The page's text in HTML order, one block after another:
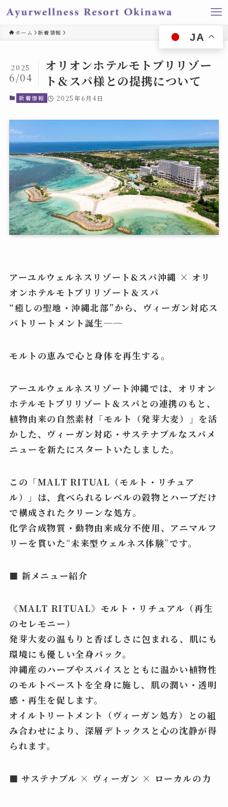
ホーム 新着情報
オリオンホテルモトブリリゾー
ト＆スパ様との提携について
2025
6/04
新着情報 2025年6月4日
アーユルウェルネスリゾート&スパ沖縄 × オリ
オンホテルモトブリリゾート＆スパ
“癒しの聖地・沖縄北部”から、ヴィーガン対応ス
パトリートメント誕生──
モルトの恵みで心と身体を再生する。
アーユルウェルネスリゾート沖縄では、オリオン
ホテルモトブリリゾート＆スパとの連携のもと、
植物由来の自然素材「モルト（発芽大麦）」を活
かした、ヴィーガン対応・サステナブルなスパメ
ニューを新たにスタートいたしました。
この「MALT RITUAL（モルト・リチュア
ル）」は、食べられるレベルの穀物とハーブだけ
で構成されたクリーンな処方。
化学合成物質・動物由来成分不使用、アニマルフ
リーを貫いた“未来型ウェルネス体験”です。
■ 新メニュー紹介
《MALT RITUAL》モルト・リチュアル（再生
のセレモニー）
発芽大麦の温もりと香ばしさに包まれる、肌にも
環境にも優しい全身パック。
沖縄産のハーブやスパイスとともに温かい植物性
のモルトペーストを全身に施し、肌の潤い・透明
感・再生を促します。
オイルトリートメント（ヴィーガン処方）との組
み合わせにより、深層デトックスと心の沈静が得
られます。
■ サステナブル × ヴィーガン × ローカルの力
JA